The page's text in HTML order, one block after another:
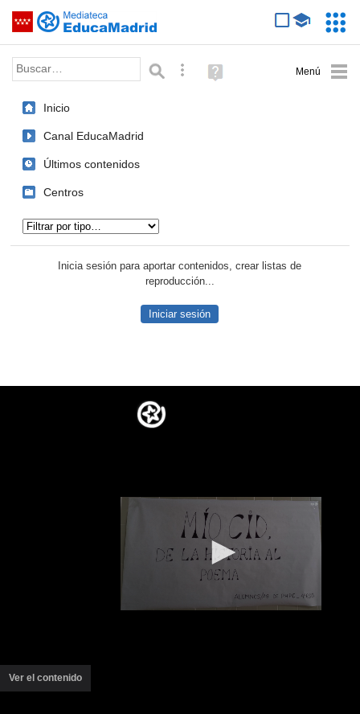
Saltar navegación
Palabra o frase: Búsqueda avanzada
Ayuda
(en
Inicio
Canal EducaMadrid
Últimos contenidos
Centros
Inicia sesión para aportar contenidos, crear listas de
reproducción...
Iniciar sesión
Ver el contenido